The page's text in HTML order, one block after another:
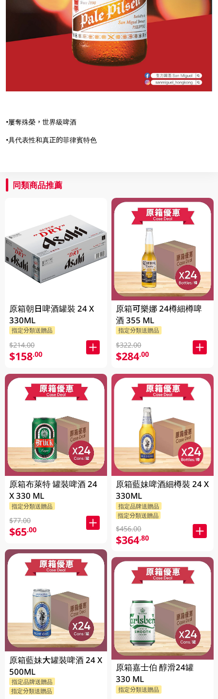
•屢奪殊榮，世界級啤酒
​•具代表性和真正的菲律賓特色
同類商品推薦
原箱朝日啤酒罐裝 24 X
330ML
指定分類送贈品
$214.00
$158.00
原箱布萊特 罐裝啤酒 24
X 330 ML
指定分類送贈品
$77.00
$65.00
原箱藍妹大罐裝啤酒 24 X
500ML
指定品牌送贈品
指定分類送贈品
原箱可樂娜 24樽細樽啤
酒 355 ML
指定分類送贈品
$322.00
$284.00
原箱藍妹啤酒細樽裝 24 X
330ML
指定品牌送贈品
指定分類送贈品
$456.00
$364.80
原箱嘉士伯 醇滑24罐
330 ML
指定分類送贈品